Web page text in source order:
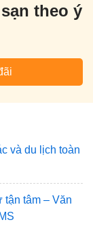
theo ý
và du lịch toàn
tận tâm – Văn